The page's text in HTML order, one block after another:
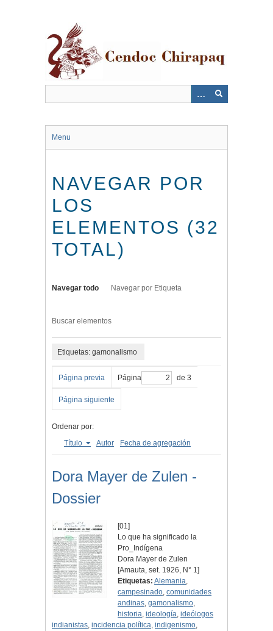
Menu
NAVEGAR POR
LOS
ELEMENTOS (32
TOTAL)
Navegar todo Navegar por Etiqueta
Buscar elementos
Etiquetas: gamonalismo
Página previa Página de 3
Página siguiente
Ordenar por:
Título
Autor Fecha de agregación
Dora Mayer de Zulen -
Dossier
[01]
Lo que ha significado la
Pro_Indígena
Dora Mayer de Zulen
[Amauta, set. 1926, N° 1]
Etiquetas: Alemania,
campesinado,comunidades
andinas,gamonalismo,
historia,ideología,ideólogos
indianistas, incidencia política, indigenismo,